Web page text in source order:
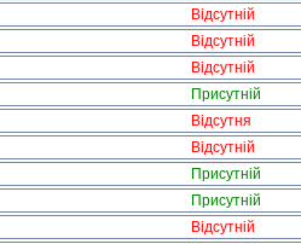
Відсутній
Відсутній
Відсутній
Присутній
Відсутня
Відсутній
Присутній
Присутній
Відсутній